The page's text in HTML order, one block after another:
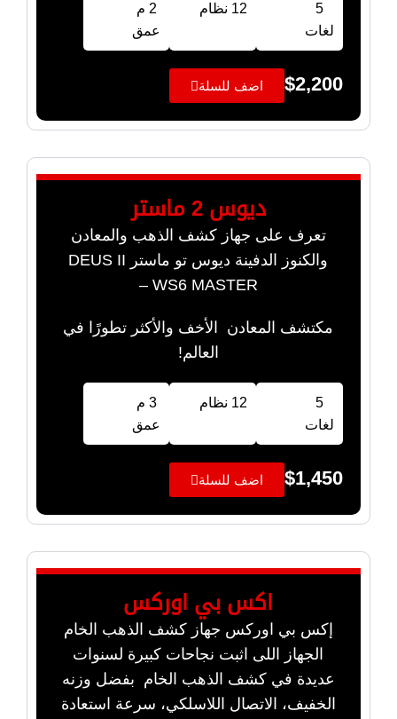
5
لغات
12 نظام
2 م
عمق
$2,200 اضف للسلة
ديوس 2 ماستر
تعرف على جهاز كشف الذهب والمعادن
والكنوز الدفينة ديوس تو ماستر DEUS II
WS6 MASTER –
مكتشف المعادن الأخف والأكثر تطورًا في
العالم!
5
لغات
12 نظام
3 م
عمق
$1,450 اضف للسلة
اكس بي اوركس
إكس بي اوركس جهاز كشف الذهب الخام
الجهاز اللى اثبت نجاحات كبيرة لسنوات
عديدة في كشف الذهب الخام بفضل وزنه
الخفيف، الاتصال اللاسلكي، سرعة استعادة